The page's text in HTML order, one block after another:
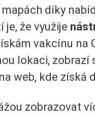
díky
že využije
vakcínu na
lokaci,
web, kde získá
zobrazovat